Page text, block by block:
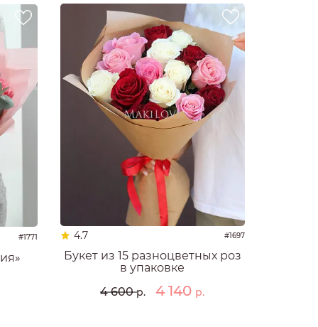
#1771 4.7 #1697
Букет из 15 разноцветных роз
в упаковке
4 600р. 4 140 р.